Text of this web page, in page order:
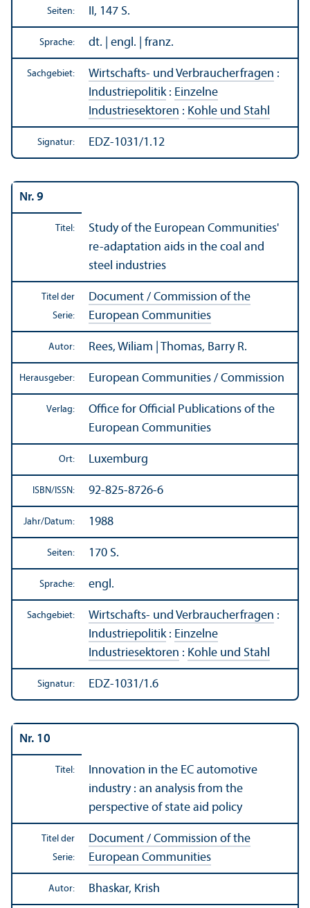
Seiten: II, 147 S.
Sprache: dt. | engl. | franz.
Sachgebiet: Wirtschafts- und Verbraucherfragen :
Industriepolitik: Einzelne
Industriesektoren : Kohle und Stahl
Signatur: EDZ-1031/1.12
Nr. 9
Titel:
Study of the European Communities'
re-adaptation aids in the coal and
steel industries
Titel der
Serie:
Document / Commission of the
European Communities
Autor: Rees, Wiliam | Thomas, Barry R.
Herausgeber: European Communities / Commission
Verlag:
Office for Official Publications of the
European Communities
Ort: Luxemburg
ISBN/ ISSN: 92-825-8726-6
Jahr/Datum: 1988
Seiten: 170 S.
Sprache: engl.
Sachgebiet: Wirtschafts- und Verbraucherfragen :
Industriepolitik: Einzelne
Industriesektoren : Kohle und Stahl
Signatur: EDZ-1031/1.6
Nr. 10
Titel:
Innovation in the EC automotive
industry : an analysis from the
perspective of state aid policy
Titel der
Serie:
Document / Commission of the
European Communities
Autor: Bhaskar, Krish